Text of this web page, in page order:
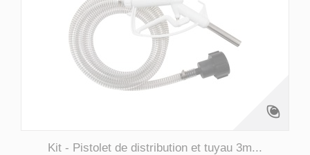
Kit - Pistolet de distribution et tuyau 3m...